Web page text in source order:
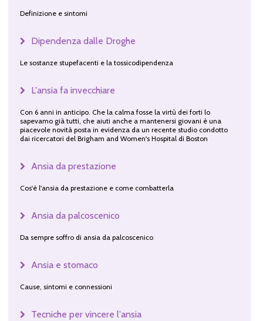
Definizione e sintomi
Dipendenza dalle Droghe
Le sostanze stupefacenti e la tossicodipendenza
L'ansia fa invecchiare
Con 6 anni in anticipo. Che la calma fosse la virtù dei forti lo
sapevamo già tutti, che aiuti anche a mantenersi giovani è una
piacevole novità posta in evidenza da un recente studio condotto
dai ricercatori del Brigham and Women's Hospital di Boston
Ansia da prestazione
Cos'è l'ansia da prestazione e come combatterla
Ansia da palcoscenico
Da sempre soffro di ansia da palcoscenico
Ansia e stomaco
Cause, sintomi e connessioni
Tecniche per vincere l'ansia